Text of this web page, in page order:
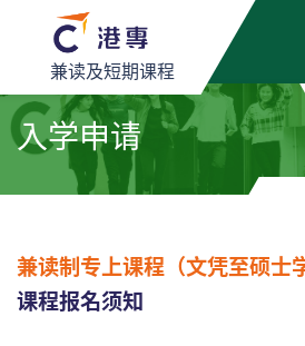
兼读及短期课程
入学申请
兼读制专上课程 （文凭至硕士
课程报名须知